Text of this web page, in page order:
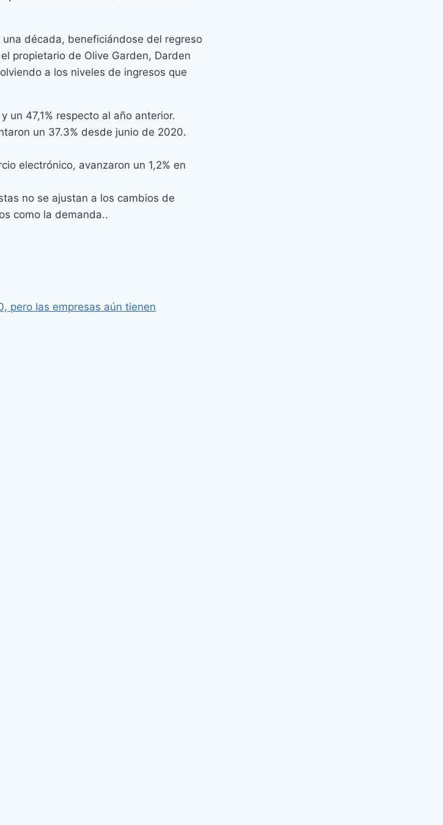
década, beneficiándose del regreso
propietario de Olive Garden, Darden
a los niveles de ingresos que
un 47,1% respecto al año anterior.
un 37.3% desde junio de 2020.
electrónico, avanzaron un 1,2% en
no se ajustan a los cambios de
como la demanda..
pero las empresas aún tienen